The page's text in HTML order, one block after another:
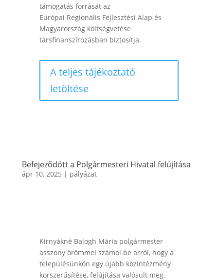
támogatás forrását az
Európai Regionális Fejlesztési Alap és
Magyarország költségvetése
társfinanszírozásban biztosítja.
A teljes tájékoztató
letöltése
Befejeződött a Polgármesteri Hivatal felújítása
ápr 10, 2025 | pályázat
Kirnyákné Balogh Mária polgármester
asszony örömmel számol be arról, hogy a
településünkön egy újabb közintézmény
korszerűsítése, felújítása valósult meg.